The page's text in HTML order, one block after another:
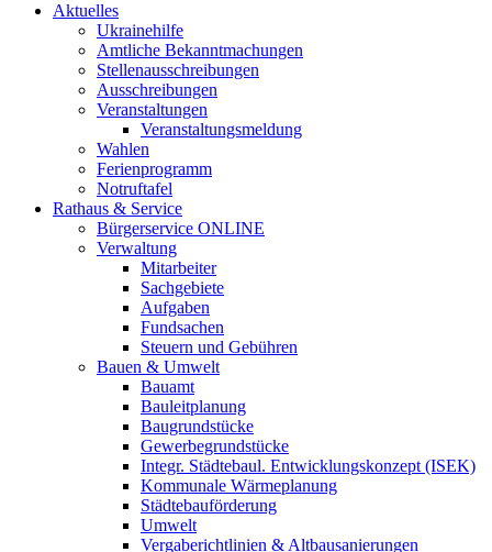
Aktuelles
Ukrainehilfe
Amtliche Bekanntmachungen
Stellenausschreibungen
Ausschreibungen
Veranstaltungen
Veranstaltungsmeldung
Wahlen
Ferienprogramm
Notruftafel
Rathaus & Service
Bürgerservice ONLINE
Verwaltung
Mitarbeiter
Sachgebiete
Aufgaben
Fundsachen
Steuern und Gebühren
Bauen & Umwelt
Bauamt
Bauleitplanung
Baugrundstücke
Gewerbegrundstücke
Integr. Städtebaul. Entwicklungskonzept (ISEK)
Kommunale Wärmeplanung
Städtebauförderung
Umwelt
Vergaberichtlinien & Altbausanierungen